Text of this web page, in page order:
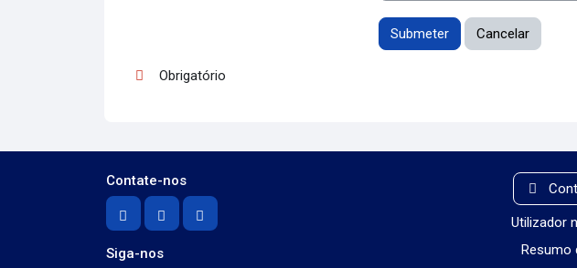
Obrigatório
Contate-nos
Siga-nos
Utilizador
Resumo